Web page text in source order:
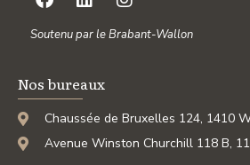
Soutenu par le Brabant-Wallon
Nos bureaux
Chaussée de Bruxelles 124, 1410
Avenue Winston Churchill 118 B,